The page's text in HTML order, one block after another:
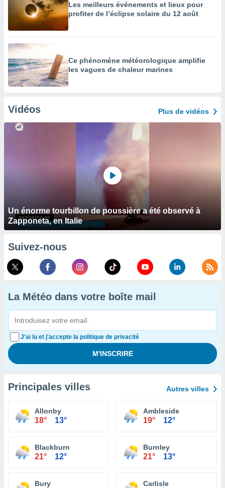
Les meilleurs événements et lieux pour
profiter de l’éclipse solaire du 12 août
Ce phénomène météorologique amplifie
les vagues de chaleur marines
Vidéos Plus de vidéos
Un énorme tourbillon de poussière a été observé à
Zapponeta, en Italie
Suivez-nous
La Météo dans votre boîte mail
J'ai lu et j'accepte la politique de privacité
Principales villes Autres villes
Allonby
18° 13°
Ambleside
19° 12°
Blackburn
21° 12°
Burnley
21° 13°
Bury Carlisle